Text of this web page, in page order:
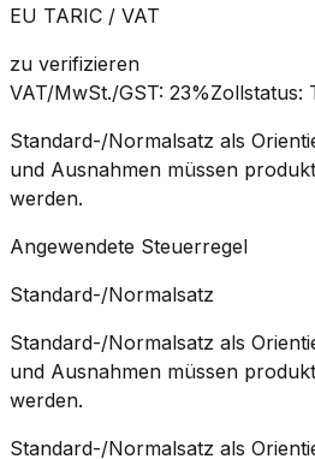
EU TARIC / VAT
zu verifizieren
VAT/MwSt./GST: 23%Zollstatus:
Standard-/Normalsatz als
und Ausnahmen müssen
werden.
Angewendete Steuerregel
Standard-/Normalsatz
Standard-/Normalsatz als
und Ausnahmen müssen
werden.
Standard-/Normalsatz als